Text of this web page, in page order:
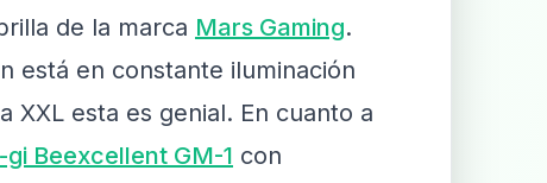
de la marca Mars Gaming.
está en constante iluminación
XXL esta es genial. En cuanto a
gi Beexcellent GM-1 con